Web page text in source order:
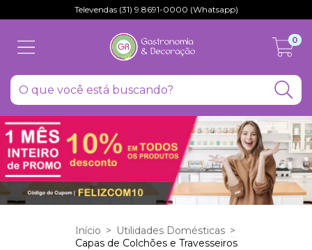
Televendas (31) 9.8691-0000 (Whatsapp)
0
Início > Utilidades Domésticas >
Capas de Colchões e Travesseiros